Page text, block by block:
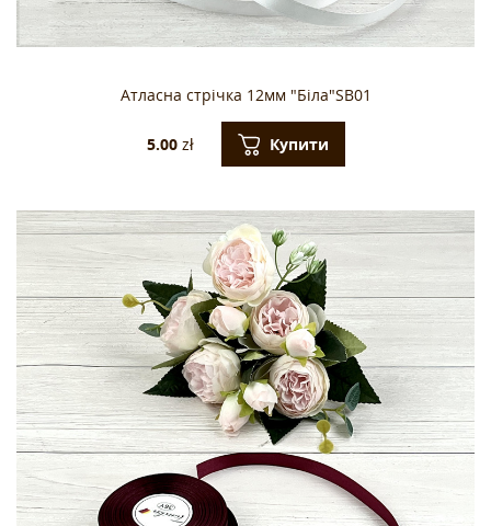
Атласна стрічка 12мм "Біла"SB01
5.00zł Купити